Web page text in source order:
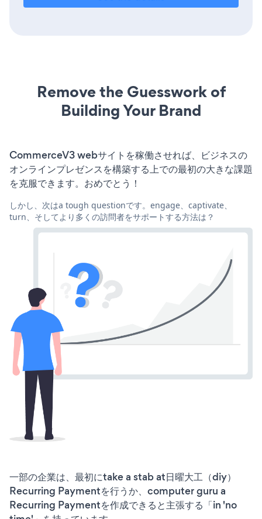
Remove the Guesswork of
Building Your Brand
CommerceV3 webサイトを稼働させれば、ビジネスの
オンラインプレゼンスを構築する上での最初の大きな課題
を克服できます。おめでとう！
しかし、次はa tough questionです。engage、captivate、
turn、そしてより多くの訪問者をサポートする方法は？
一部の企業は、最初にtake a stab at日曜大工（diy）
Recurring Paymentを行うか、computer guru a
Recurring Paymentを作成できると主張する「in 'no